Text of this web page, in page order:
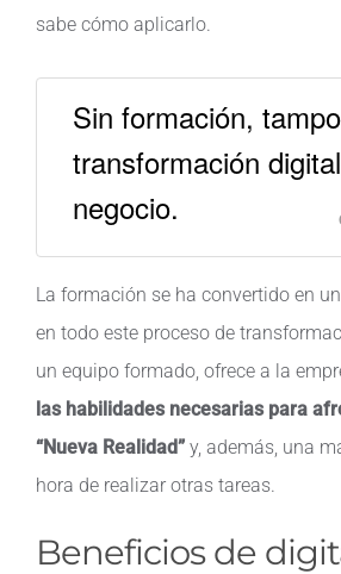
sabe cómo aplicarlo.
Sin formación,
transformación
negocio.
La formación se ha convertido en
en todo este proceso de
un equipo formado, ofrece a la
las habilidades necesarias para
“Nueva Realidad” y, además, una
hora de realizar otras tareas.
Beneficios de